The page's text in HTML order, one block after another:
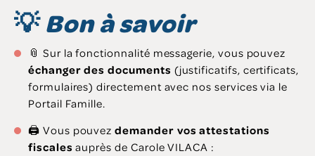
💡Bon à savoir
📎 Sur la fonctionnalité messagerie, vous pouvez
échanger des documents (justificatifs, certificats,
formulaires) directement avec nos services via le
Portail Famille.
🖨️ Vous pouvezdemander vos attestations
fiscales auprès de Carole VILACA :